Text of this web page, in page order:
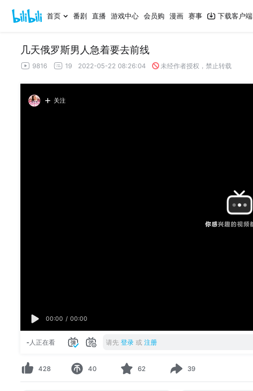
首页 番剧 直播 游戏中心 会员购 漫画 赛事 下载客户端
几天俄罗斯男人急着要去前线
9816 19 2022-05-22 08:26:04 未经作者授权，禁止转载
关注
00:00 / 00:00
-人正在看 请先 登录 或 注册
428 40 62 39